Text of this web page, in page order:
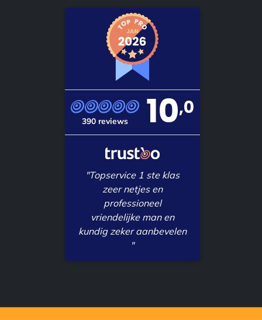
390 reviews 10,0
"Topservice 1 ste klas
zeer netjes en
professioneel
vriendelijke man en
kundig zeker aanbevelen
"